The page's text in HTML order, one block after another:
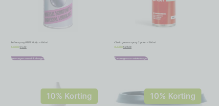
Teflonspray PTFE Motip – 400ml
€6,00 €5,40
Toevoegen aan winkelwagen
Chain grease spray Cyclon – 500ml
€ 27,75 €24,98
Toevoegen aan winkelwagen
10% Korting 10% Korting